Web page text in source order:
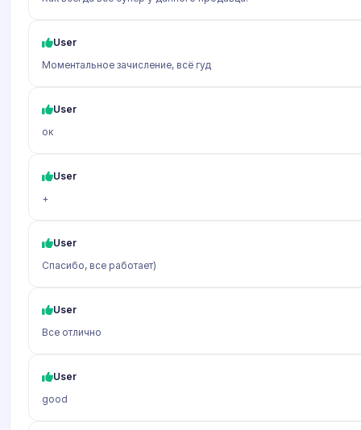
User
Моментальное зачисление, всё гуд
User
ок
User
+
User
Спасибо, все работает)
User
Все отлично
User
good